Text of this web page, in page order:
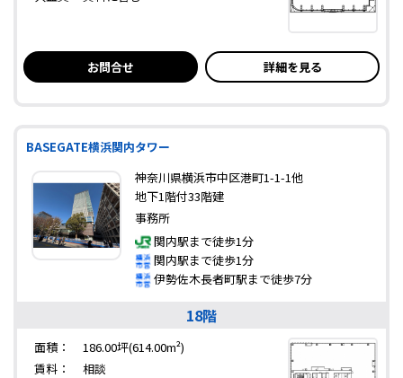
お問合せ 詳細を見る
BASEGATE横浜関内タワー
神奈川県横浜市中区港町1-1-1他
地下1階付33階建
事務所
関内駅まで徒歩1分
関内駅まで徒歩1分
伊勢佐木長者町駅まで徒歩7分
18階
面積：
186.00坪(614.00m²)
賃料：
相談